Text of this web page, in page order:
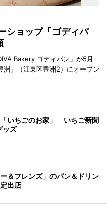
ショップ「ゴディパ
Bakery ゴディパン」が5月
」（江東区豊洲2）にオープン
いちごのお家」 いちご新聞
ッズ
＆フレンズ」のパン＆ドリン
出店